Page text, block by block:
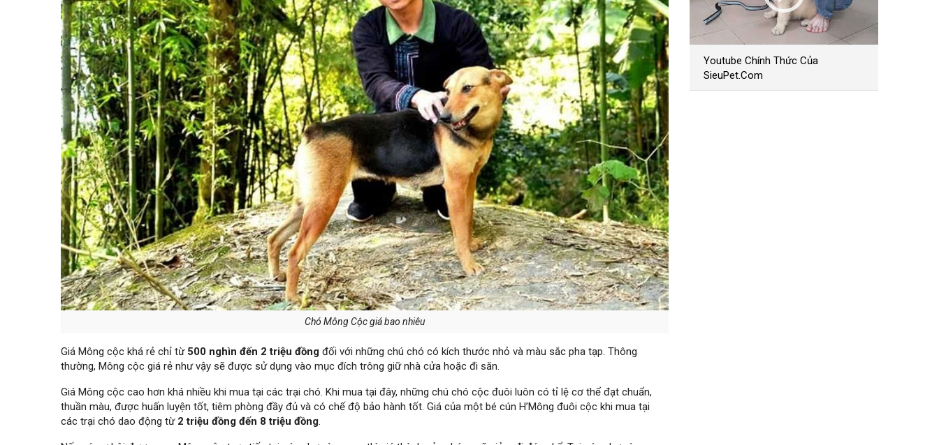
Chó Mông Cộc giá bao nhiêu
Giá Mông cộc khá rẻ chỉ từ 500 nghìn đến 2 triệu đồng đối với những chú chó có kích thước nhỏ và màu sắc pha tạp. Thông
thường, Mông cộc giá rẻ như vậy sẽ được sử dụng vào mục đích trông giữ nhà cửa hoặc đi săn.
Giá Mông cộc cao hơn khá nhiều khi mua tại các trại chó. Khi mua tại đây, những chú chó cộc đuôi luôn có tỉ lệ cơ thể đạt chuẩn,
thuần màu, được huấn luyện tốt, tiêm phòng đầy đủ và có chế độ bảo hành tốt. Giá của một bé cún H’Mông đuôi cộc khi mua tại
các trại chó dao động từ2 triệu đồng đến 8 triệu đồng.
Youtube Chính Thức Của
SieuPet.Com